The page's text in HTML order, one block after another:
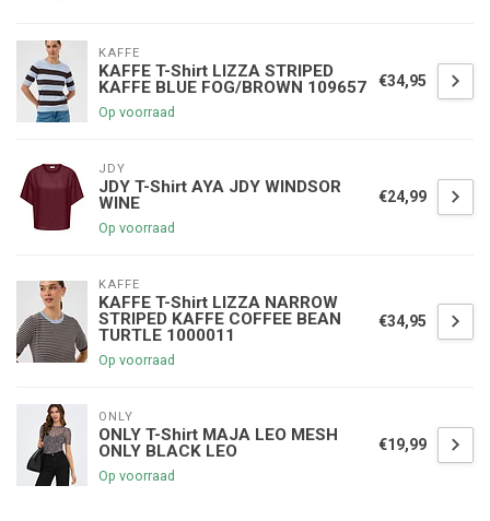
KAFFE
KAFFE T-Shirt LIZZA STRIPED
KAFFE BLUE FOG/BROWN 109657
Op voorraad
€34,95
JDY
JDY T-Shirt AYA JDY WINDSOR
WINE
Op voorraad
€24,99
KAFFE
KAFFE T-Shirt LIZZA NARROW
STRIPED KAFFE COFFEE BEAN
TURTLE 1000011
Op voorraad
€34,95
ONLY
ONLY T-Shirt MAJA LEO MESH
ONLY BLACK LEO
Op voorraad
€19,99
€5,00 korting op je volgende bestelling